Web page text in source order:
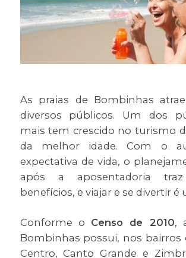
As praias de Bombinhas
diversos públicos. Um dos
mais tem crescido no turismo
da melhor idade. Com o
expectativa de vida, o
após a aposentadoria
benefícios, e viajar e se divertir é
Conforme o Censo de 2010,
Bombinhas possui, nos bairros
Centro, Canto Grande e